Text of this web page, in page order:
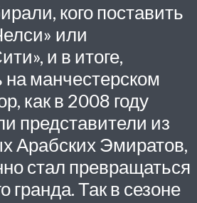
кого поставить
или
и в итоге,
на манчестерском
как в 2008 году
представители из
Арабских Эмиратов,
стал превращаться
гранда. Так в сезоне